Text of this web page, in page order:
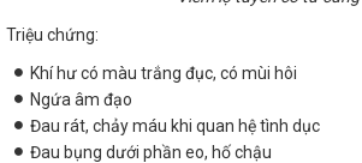
Triệu chứng:
Khí hư có màu trắng đục, có mùi hôi
Ngứa âm đạo
Đau rát, chảy máu khi quan hệ tình dục
Đau bụng dưới phần eo, hố chậu